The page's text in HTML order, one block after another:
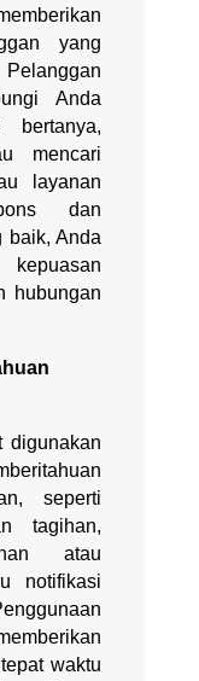
yang
Anda
bertanya,
mencari
layanan
dan
baik, Anda
hubungan
digunakan
seperti
tagihan,
atau
notifikasi
waktu